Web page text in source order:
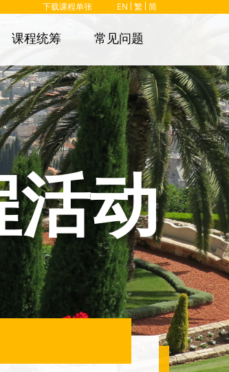
下载课程单张 EN 繁 简
课程统筹 常见问题
动